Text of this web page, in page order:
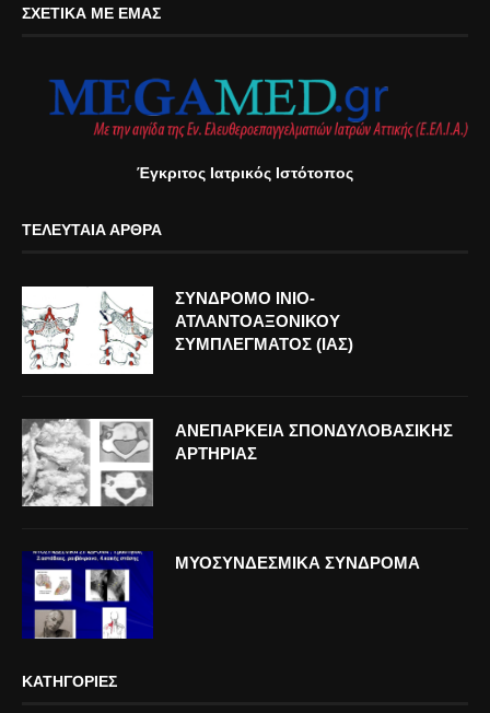
ΣΧΕΤΙΚΆ ΜΕ ΕΜΆΣ
Έγκριτος Ιατρικός Ιστότοπος
ΤΕΛΕΥΤΑΊΑ ΆΡΘΡΑ
ΣΥΝΔΡΟΜΟ ΙΝΙΟ-
ΑΤΛΑΝΤΟΑΞΟΝΙΚΟΥ
ΣΥΜΠΛΕΓΜΑΤΟΣ (ΙΑΣ)
ΑΝΕΠΑΡΚΕΙΑ ΣΠΟΝΔΥΛΟΒΑΣΙΚΗΣ
ΑΡΤΗΡΙΑΣ
ΜΥΟΣΥΝΔΕΣΜΙΚΑ ΣΥΝΔΡΟΜΑ
ΚΑΤΗΓΟΡΊΕΣ